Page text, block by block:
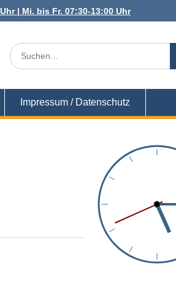
| Mi. bis Fr. 07:30-13:00 Uhr
Search
for:
Impressum / Datenschutz